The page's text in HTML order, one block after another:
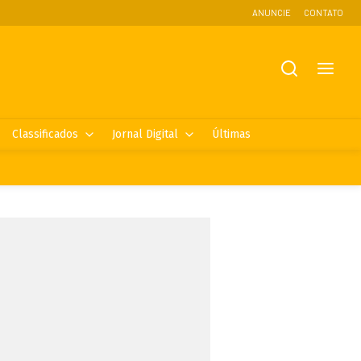
ANUNCIE CONTATO
Classificados Jornal Digital Últimas